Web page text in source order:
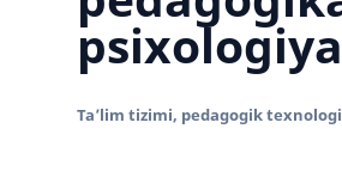
psixologiya